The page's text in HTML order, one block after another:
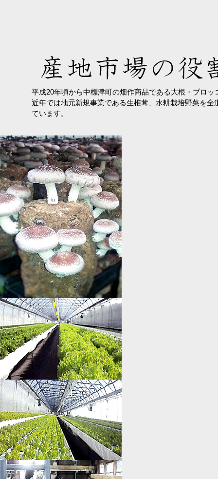
平成20年頃から中標津町の畑作商品である大根・ブロ
近年では地元新規事業である生椎茸、水耕栽培野菜を
ています。
北海道の自然の恵みと生産者の思いで
育ちました。
肉厚で、豊かな香り。ミネラル保鮒武
佐岳の湧水で育ち、環境に優しいエコ
な椎茸です。